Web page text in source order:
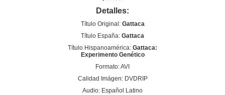
Detalles:
Título Original: Gattaca
Título España: Gattaca
Título Hispanoamérica: Gattaca:
Experimento Genético
Formato: AVI
Calidad Imágen: DVDRIP
Audio: Español Latino